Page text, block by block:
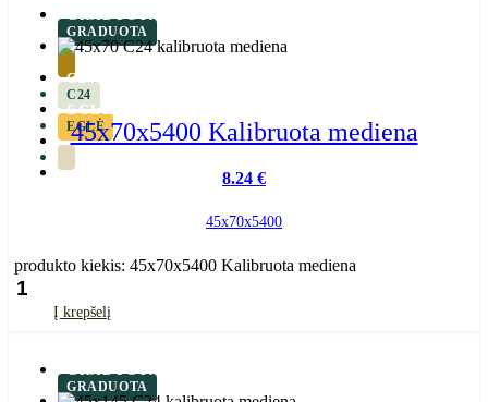
C24
EGLĖ
GRADUOTA
C24
EGLĖ
45x70x5400 Kalibruota mediena
8.24 €
45x70x5400
produkto kiekis: 45x70x5400 Kalibruota mediena
Į krepšelį
GRADUOTA
GRADUOTA